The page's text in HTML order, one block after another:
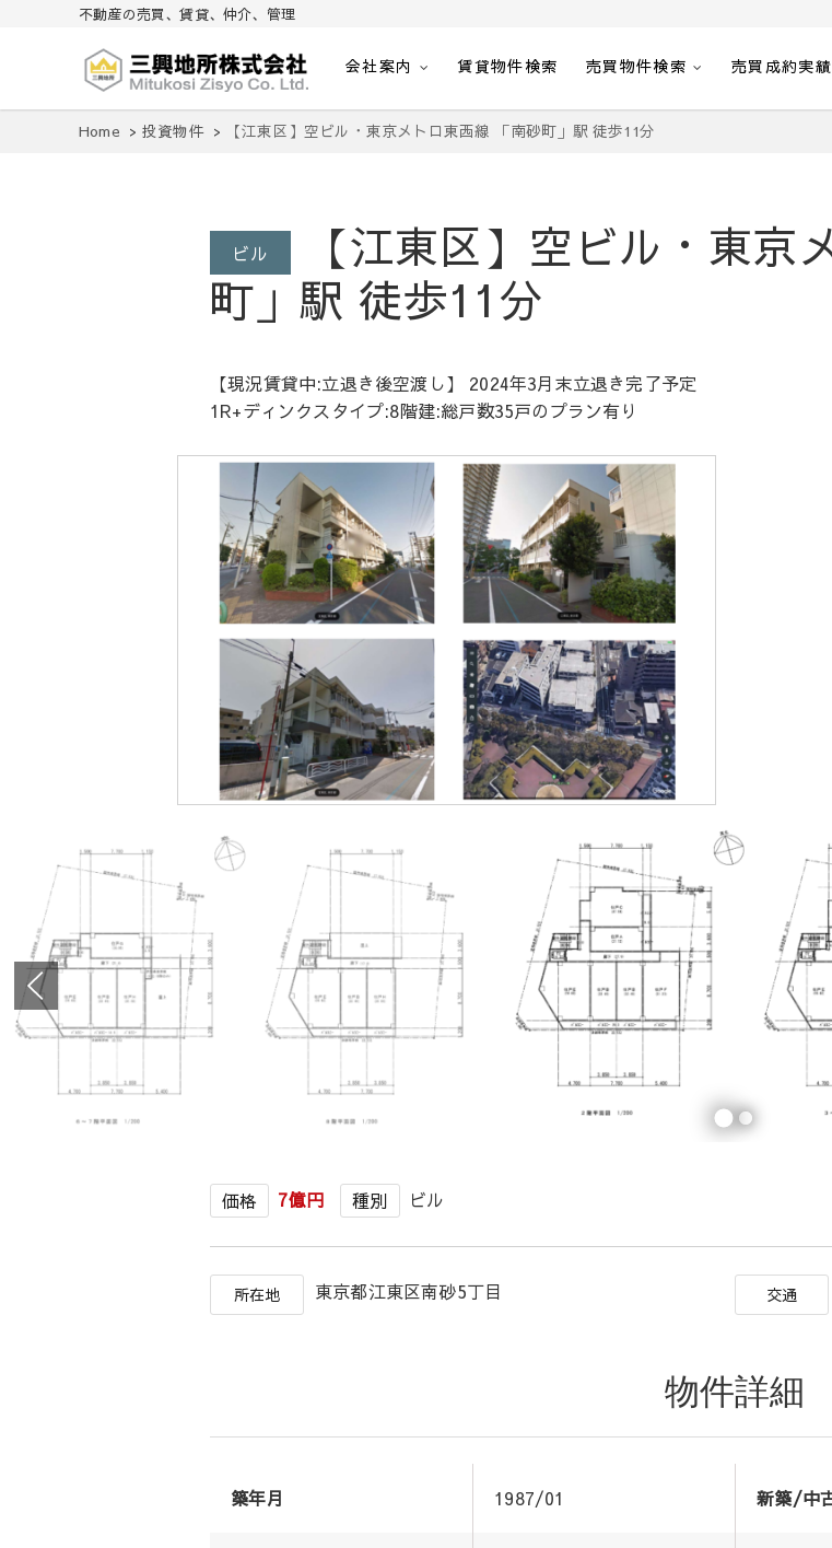
不動産の売買、賃貸、仲介、管理
三興地所株式会社
不動産の売買、賃貸、仲介、管理
会社案内 賃貸物件検索 売買物件検索 売買成約実績
Home 投資物件 【江東区】空ビル・東京メトロ東西線 「南砂町」駅 徒歩11分
ビル
【江東区】空ビル・東京
町」駅 徒歩11分
【現況賃貸中:立退き後空渡し】 2024年3月末立退き完了予定
1R+ディンクスタイプ:8階建:総戸数35戸のプラン有り
価格 7億円 種別 ビル
所在地 東京都江東区南砂5丁目 交通
物件詳細
築年月 1987/01 新築/中